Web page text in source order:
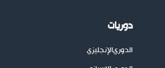
دوريات
الدوريالإنجليزي